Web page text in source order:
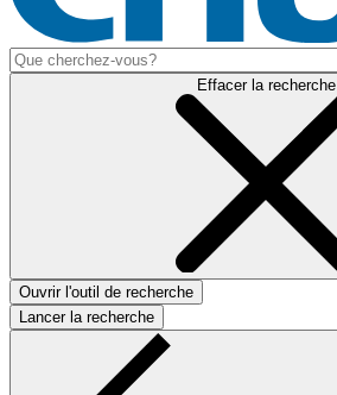
Effacer la recherche
Ouvrir l'outil de recherche
Lancer la recherche